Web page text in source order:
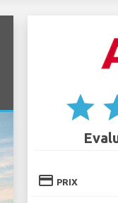
star
credit_card PRIX